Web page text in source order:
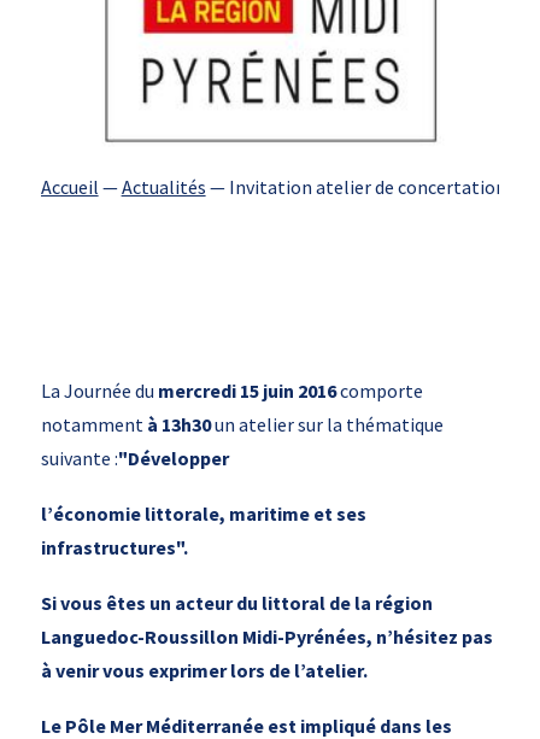
Accueil —Actualités — Invitation atelier de concertation
La Journée du mercredi 15 juin 2016comporte
notamment à 13h30un atelier sur la thématique
suivante :"Développer
l’économie littorale, maritime et ses
infrastructures".
Si vous êtes un acteur du littoral de la région
Languedoc-Roussillon Midi-Pyrénées, n’hésitez pas
à venir vous exprimer lors de l’atelier.
Le Pôle Mer Méditerranée est impliqué dans les